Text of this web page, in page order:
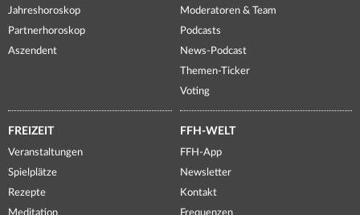
Jahreshoroskop
Partnerhoroskop
Aszendent
Moderatoren & Team
Podcasts
News-Podcast
Themen-Ticker
Voting
FREIZEIT
Veranstaltungen
Spielplätze
Rezepte
Meditation
FFH-WELT
FFH-App
Newsletter
Kontakt
Frequenzen